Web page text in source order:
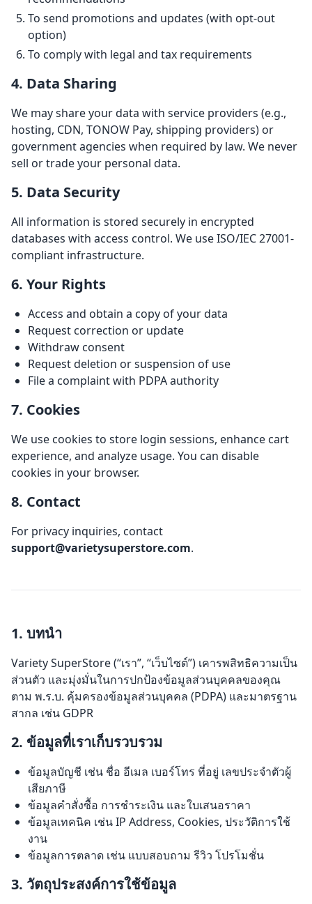
To send promotions and updates (with opt-out
option)
To comply with legal and tax requirements
4. Data Sharing
We may share your data with service providers (e.g.,
hosting, CDN, TONOW Pay, shipping providers) or
government agencies when required by law. We never
sell or trade your personal data.
5. Data Security
All information is stored securely in encrypted
databases with access control. We use ISO/IEC 27001-
compliant infrastructure.
6. Your Rights
Access and obtain a copy of your data
Request correction or update
Withdraw consent
Request deletion or suspension of use
File a complaint with PDPA authority
7. Cookies
We use cookies to store login sessions, enhance cart
experience, and analyze usage. You can disable
cookies in your browser.
8. Contact
For privacy inquiries, contact
support@varietysuperstore.com.
1. บทนำ
Variety SuperStore (“เรา”, “เว็บไซต์”) เคารพสิทธิความเป็น
ส่วนตัว และมุ่งมั่นในการปกป้องข้อมูลส่วนบุคคลของคุณ
ตาม พ.ร.บ. คุ้มครองข้อมูลส่วนบุคคล (PDPA) และมาตรฐาน
สากล เช่น GDPR
2. ข้อมูลที่เราเก็บรวบรวม
ข้อมูลบัญชี เช่น ชื่อ อีเมล เบอร์โทร ที่อยู่ เลขประจำตัวผู้
เสียภาษี
ข้อมูลคำสั่งซื้อ การชำระเงิน และใบเสนอราคา
ข้อมูลเทคนิค เช่น IP Address, Cookies, ประวัติการใช้
งาน
ข้อมูลการตลาด เช่น แบบสอบถาม รีวิว โปรโมชั่น
3. วัตถุประสงค์การใช้ข้อมูล